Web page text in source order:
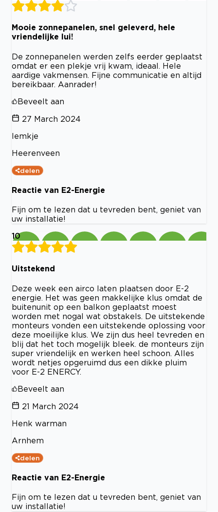
Mooie zonnepanelen, snel geleverd, hele
vriendelijke lui!
De zonnepanelen werden zelfs eerder geplaatst
omdat er een plekje vrij kwam, ideaal. Hele
aardige vakmensen. Fijne communicatie en altijd
bereikbaar. Aanrader!
Beveelt aan
27 March 2024
Iemkje
Heerenveen
delen
Reactie van E2-Energie
Fijn om te lezen dat u tevreden bent, geniet van
uw installatie!
10
Uitstekend
Deze week een airco laten plaatsen door E-2
energie. Het was geen makkelijke klus omdat de
buitenunit op een balkon geplaatst moest
worden met nogal wat obstakels. De uitstekende
monteurs vonden een uitstekende oplossing voor
deze moeilijke klus. We zijn dus heel tevreden en
blij dat het toch mogelijk bleek. de monteurs zijn
super vriendelijk en werken heel schoon. Alles
wordt netjes opgeruimd dus een dikke pluim
voor E-2 ENERCY.
Beveelt aan
21 March 2024
Henk warman
Arnhem
delen
Reactie van E2-Energie
Fijn om te lezen dat u tevreden bent, geniet van
uw installatie!